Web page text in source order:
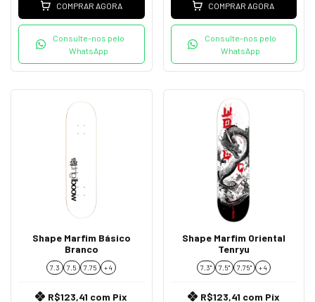
COMPRAR AGORA
Consulte-nos pelo
WhatsApp
COMPRAR AGORA
Consulte-nos pelo
WhatsApp
Shape Marfim Básico
Branco
7.3 7.5 7.75 + 4
R$123,41 com Pix
Shape Marfim Oriental
Tenryu
7.3" 7.5" 7.75'' + 4
R$123,41 com Pix